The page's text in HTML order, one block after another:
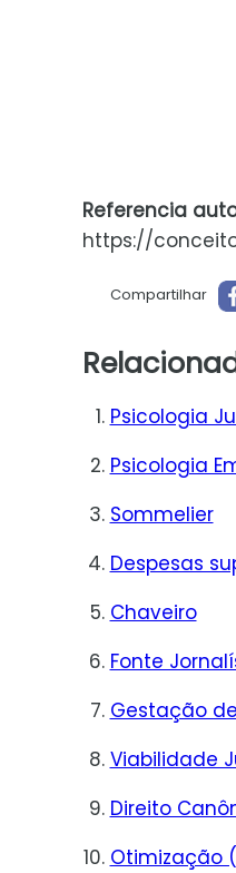
Referencia
https://
Compartilhar
Psicologia
Psicologia
Sommelier
Despesas
Chaveiro
Fonte
Gestação
Viabilidade
Direito
Otimização